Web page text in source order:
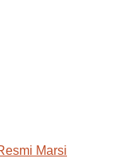
Marsi